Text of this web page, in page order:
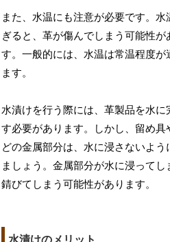
また、水温にも注意が必要です。水
ぎると、革が傷んでしまう可能性が
す。一般的には、水温は常温程度が
ます。
水漬けを行う際には、革製品を水に
す必要があります。しかし、留め具
どの金属部分は、水に浸さないよう
ましょう。金属部分が水に浸ってし
錆びてしまう可能性があります。